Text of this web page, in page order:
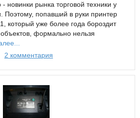
новинки рынка торговой техники у
Поэтому, попавший в руки принтер
который уже более года бороздит
формально нельзя
2 комментария